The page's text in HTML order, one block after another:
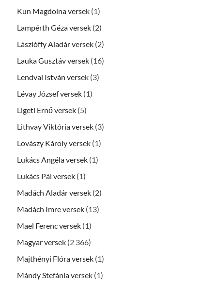
Kun Magdolna versek (1)
Lampérth Géza versek (2)
Lászlóffy Aladár versek (2)
Lauka Gusztáv versek (16)
Lendvai István versek (3)
Lévay József versek (1)
Ligeti Ernő versek (5)
Lithvay Viktória versek (3)
Lovászy Károly versek (1)
Lukács Angéla versek (1)
Lukács Pál versek (1)
Madách Aladár versek (2)
Madách Imre versek (13)
Mael Ferenc versek (1)
Magyar versek (2 366)
Majthényi Flóra versek (1)
Mándy Stefánia versek (1)